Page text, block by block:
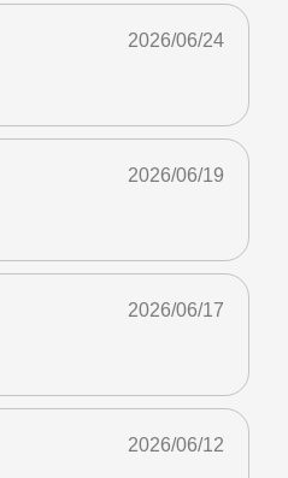
2026/06/24
2026/06/19
2026/06/17
2026/06/12